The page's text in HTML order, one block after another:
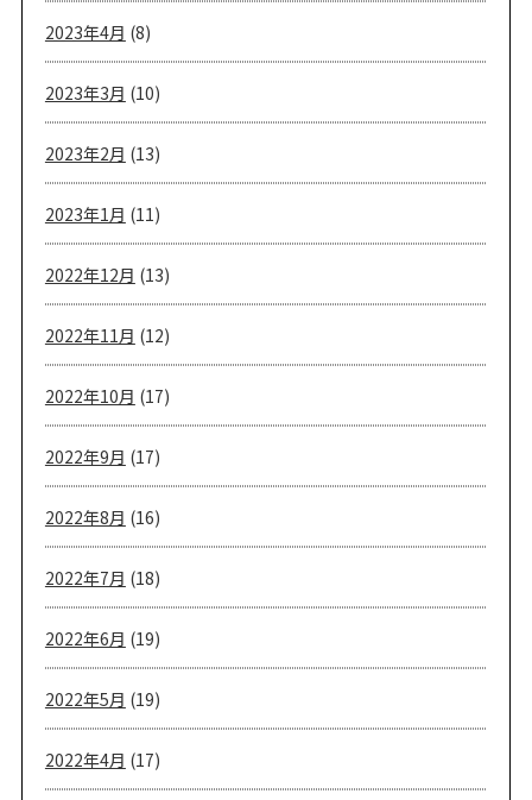
2023年4月 (8)
2023年3月 (10)
2023年2月 (13)
2023年1月 (11)
2022年12月 (13)
2022年11月 (12)
2022年10月 (17)
2022年9月 (17)
2022年8月 (16)
2022年7月 (18)
2022年6月 (19)
2022年5月 (19)
2022年4月 (17)